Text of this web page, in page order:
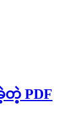
တဲ့ PDF